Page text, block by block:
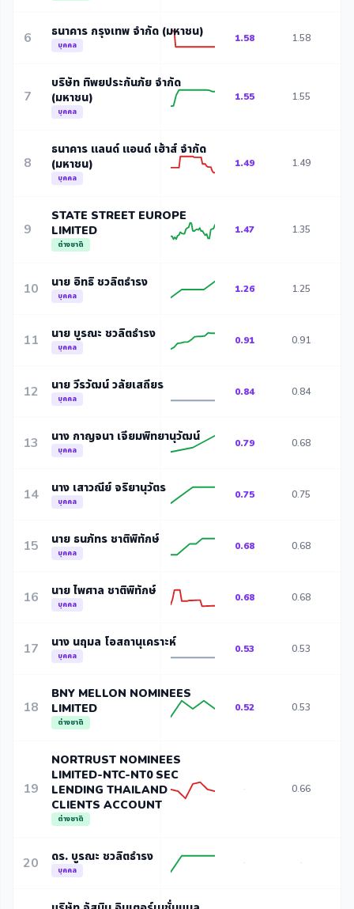
6 ธนาคาร กรุงเทพ จำกัด (มหาชน)
บุคคล
1.58 1.58
7
บริษัท ทิพยประกันภัย จำกัด
(มหาชน)
บุคคล
1.55 1.55
8
ธนาคาร แลนด์ แอนด์ เฮ้าส์ จำกัด
(มหาชน)
บุคคล
1.49 1.49
9
STATE STREET EUROPE
LIMITED
ต่างชาติ
1.47 1.35
10 นาย อิทธิ ชวลิตธำรง
บุคคล
1.26 1.25
11 นาย บูรณะ ชวลิตธำรง
บุคคล
0.91 0.91
12 นาย วีรวัฒน์ วลัยเสถียร
บุคคล
0.84 0.84
13 นาง กาญจนา เจียมพิทยานุวัฒน์
บุคคล
0.79 0.68
14 นาง เสาวณีย์ จริยานุวัตร
บุคคล
0.75 0.75
15 นาย ธนภัทร ชาติพิทักษ์
บุคคล
0.68 0.68
16 นาย ไพศาล ชาติพิทักษ์
บุคคล
0.68 0.68
17 นาง นฤมล โอสถานุเคราะห์
บุคคล
0.53 0.53
18
BNY MELLON NOMINEES
LIMITED
ต่างชาติ
0.52 0.53
19
NORTRUST NOMINEES
LIMITED-NTC-NT0 SEC
LENDING THAILAND
CLIENTS ACCOUNT
ต่างชาติ
0.66
20 ดร. บูรณะ ชวลิตธำรง
บุคคล